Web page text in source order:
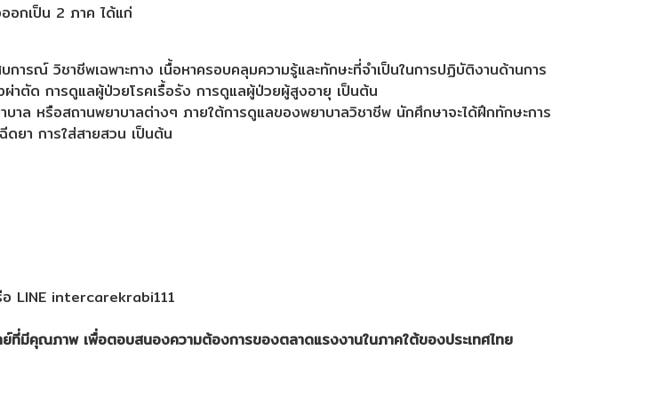
อกเป็น 2 ภาค ได้แก่
ารณ์ วิชาชีพเฉพาะทาง เนื้อหาครอบคลุมความรู้และทักษะที่จำเป็นในการปฏิบัติงานด้านการ
ตัด การดูแลผู้ป่วยโรคเรื้อรัง การดูแลผู้ป่วยผู้สูงอายุ เป็นต้น
าล หรือสถานพยาบาลต่างๆ ภายใต้การดูแลของพยาบาลวิชาชีพ นักศึกษาจะได้ฝึกทักษะการ
ดยา การใส่สายสวน เป็นต้น
LINE intercarekrabi111
ที่มีคุณภาพ เพื่อตอบสนองความต้องการของตลาดแรงงานในภาคใต้ของประเทศไทย